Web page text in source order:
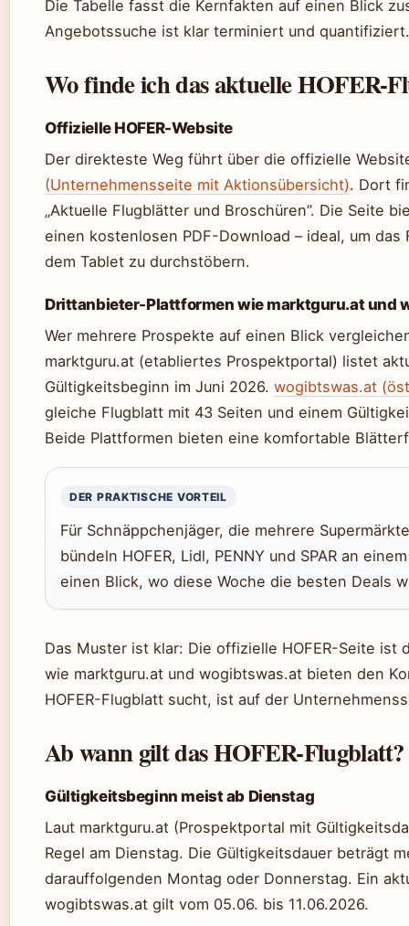
Die Tabelle fasst die Kernfakten auf einen Blick
Angebotssuche ist klar terminiert und quantifiziert.
Wo finde ich das aktuelle HOFER-
Offizielle HOFER-Website
Der direkteste Weg führt über die offizielle
(Unternehmensseite mit Aktionsübersicht). Dort
„Aktuelle Flugblätter und Broschüren”. Die Seite
einen kostenlosen PDF-Download – ideal, um
dem Tablet zu durchstöbern.
Drittanbieter-Plattformen wie marktguru.at und
Wer mehrere Prospekte auf einen Blick
marktguru.at (etabliertes Prospektportal) listet
Gültigkeitsbeginn im Juni 2026. wogibtswas.at
gleiche Flugblatt mit 43 Seiten und einem
Beide Plattformen bieten eine komfortable
DER PRAKTISCHE VORTEIL
Für Schnäppchenjäger, die mehrere
bündeln HOFER, Lidl, PENNY und SPAR an
einen Blick, wo diese Woche die besten Deals
Das Muster ist klar: Die offizielle HOFER-Seite ist
wie marktguru.at und wogibtswas.at bieten den
HOFER-Flugblatt sucht, ist auf der
Ab wann gilt das HOFER-Flugblatt?
Gültigkeitsbeginn meist ab Dienstag
Laut marktguru.at (Prospektportal mit
Regel am Dienstag. Die Gültigkeitsdauer beträgt
darauffolgenden Montag oder Donnerstag. Ein
wogibtswas.at gilt vom 05.06. bis 11.06.2026.